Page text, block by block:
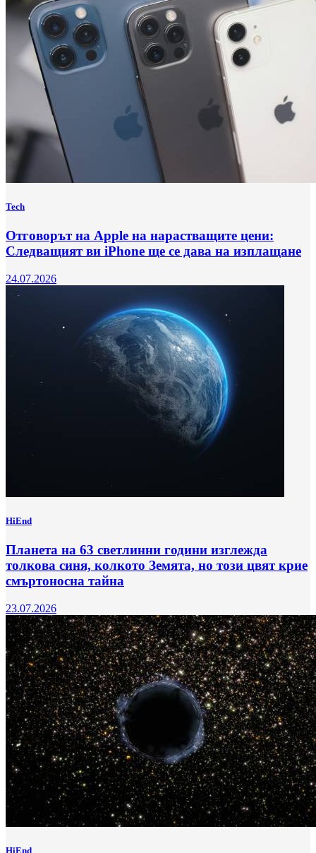
Tech
Отговорът на Apple на нарастващите цени:
Следващият ви iPhone ще се дава на изплащане
24.07.2026
HiEnd
Планета на 63 светлинни години изглежда
толкова синя, колкото Земята, но този цвят крие
смъртоносна тайна
23.07.2026
HiEnd